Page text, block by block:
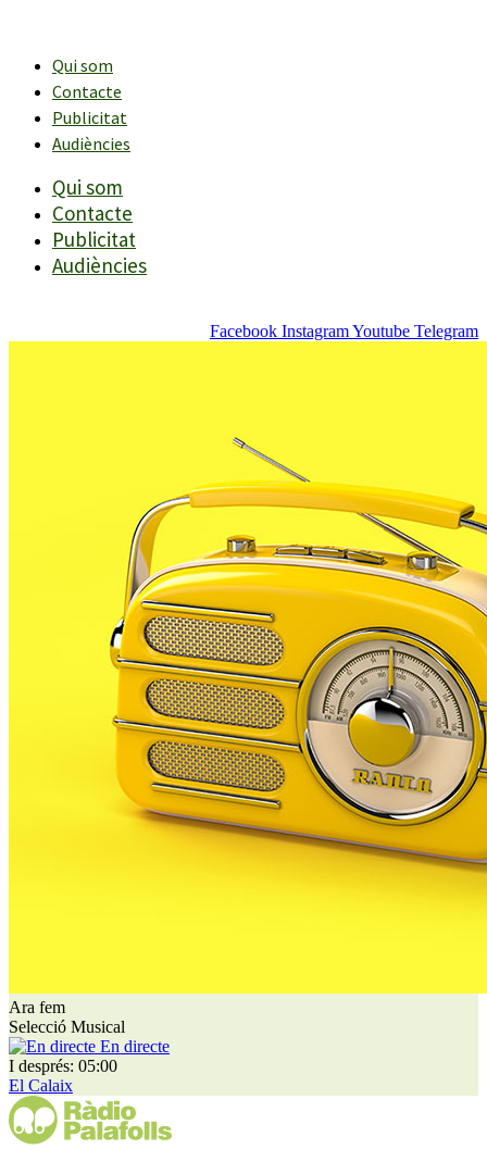
contingutQui som
Contacte
Publicitat
Audiències
Qui som
Contacte
Publicitat
Audiències
Facebook InstagramYoutube Telegram
Ara fem
Selecció Musical
En directe
I després: 05:00
El Calaix